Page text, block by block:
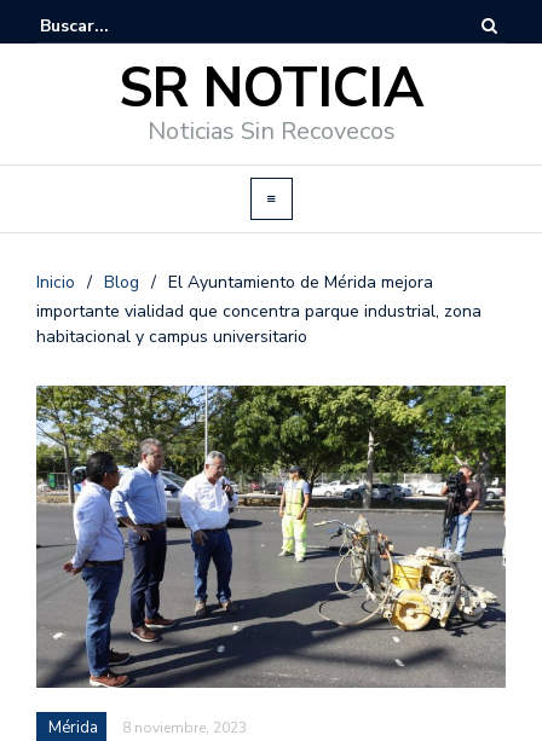
SR NOTICIA
Noticias Sin Recovecos
Inicio / Blog / El Ayuntamiento de Mérida mejora
importante vialidad que concentra parque industrial, zona
habitacional y campus universitario
Mérida 8 noviembre, 2023